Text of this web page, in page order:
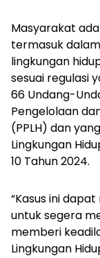
Masyarakat
termasuk
lingkungan
sesuai regulasi
66 Undang-
Pengelolaan
(PPLH) dan
Lingkungan
10 Tahun 2024.
“Kasus ini
untuk segera
memberi
Lingkungan